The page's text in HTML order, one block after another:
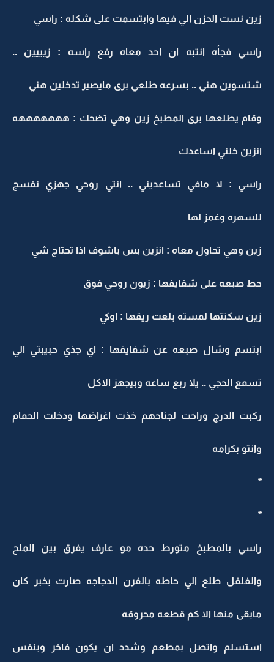
زين نست الحزن الي فيها وابتسمت على شكله : راسي
راسي فجأه انتبه ان احد معاه رفع راسه : زيييين ..
شتسوين هني .. بسرعه طلعي برى مايصير تدخلين هني
وقام يطلعها برى المطبخ زين وهي تضحك : هههههههه
انزين خلني اساعدك
راسي : لا مافي تساعديني .. انتي روحي جهزي نفسج
للسهره وغمز لها
زين وهي تحاول معاه : انزين بس باشوف اذا تحتاج شي
حط صبعه على شفايفها : زيون روحي فوق
زين سكتتها لمسته بلعت ريقها : اوكي
ابتسم وشال صبعه عن شفايفها : اي جذي حبيبتي الي
تسمع الحجي .. يلا ربع ساعه وبيجهز الاكل
ركبت الدرج وراحت لجناحهم خذت اغراضها ودخلت الحمام
وانتو بكرامه
*
*
راسي بالمطبخ متورط حده مو عارف يفرق بين الملح
والفلفل طلع الي حاطه بالفرن الدجاجه صارت بخبر كان
مابقى منها الا كم قطعه محروقه
استسلم واتصل بمطعم وشدد ان يكون فاخر وبنفس